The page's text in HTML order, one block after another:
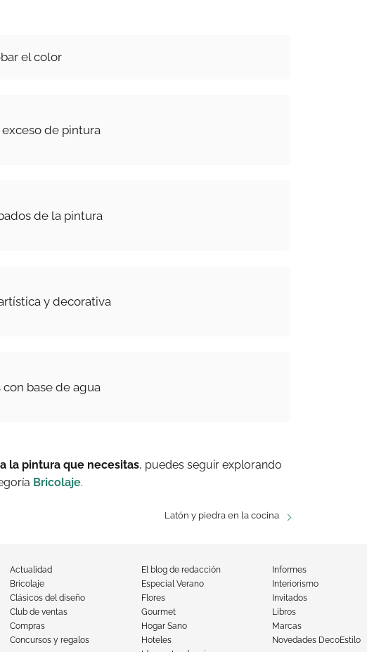
el color
exceso de pintura
de la pintura
y decorativa
con base de agua
la pintura que necesitas, puedes seguir explorando
Bricolaje.
Latón y piedra en la cocina
Actualidad
Bricolaje
Clásicos del diseño
Club de ventas
Compras
Concursos y regalos
El blog de redacción
Especial Verano
Flores
Gourmet
Hogar Sano
Hoteles
Informes
Interiorismo
Invitados
Libros
Marcas
Novedades DecoEstilo